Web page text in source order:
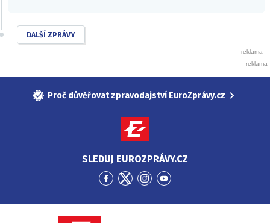
DALŠÍ ZPRÁVY
Proč důvěřovat zpravodajství EuroZprávy.cz
SLEDUJ EUROZPRÁVY.CZ
Přejít
Facebook
Přejít
Twitter
Přejít
Instagram
Přejít
YouTube